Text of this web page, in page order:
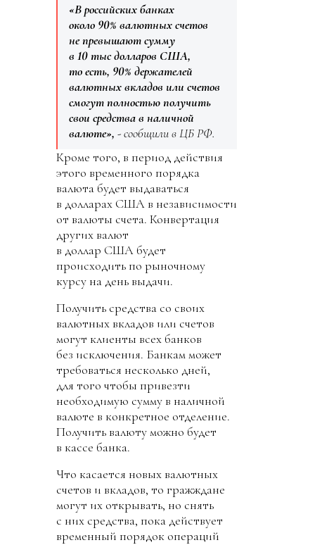
«В российских банках
около 90% валютных счетов
не превышают сумму
в 10 тыс долларов США,
то есть, 90% держателей
валютных вкладов или счетов
смогут полностью получить
свои средства в наличной
валюте», - сообщили в ЦБ РФ.
Кроме того, в период действия
этого временного порядка
валюта будет выдаваться
в долларах США в независимости
от валюты счета. Конвертация
других валют
в доллар США будет
происходить по рыночному
курсу на день выдачи.
Получить средства со своих
валютных вкладов или счетов
могут клиенты всех банков
без исключения. Банкам может
требоваться несколько дней,
для того чтобы привезти
необходимую сумму в наличной
валюте в конкретное отделение.
Получить валюту можно будет
в кассе банка.
Что касается новых валютных
счетов и вкладов, то гражждане
могут их открывать, но снять
с них средства, пока действует
временный порядок операций